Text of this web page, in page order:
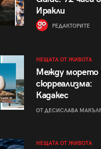
Иракли
РЕДАКТОРИТЕ
НЕЩАТА ОТ ЖИВОТА
Между морето
сюрреализма:
Кадакес
ОТ ДЕСИСЛАВА
НЕЩАТА ОТ ЖИВОТА